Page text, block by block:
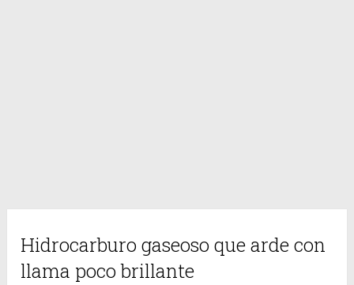
Hidrocarburo gaseoso que arde con
llama poco brillante